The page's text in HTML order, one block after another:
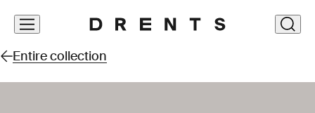
Skip
Entire collection